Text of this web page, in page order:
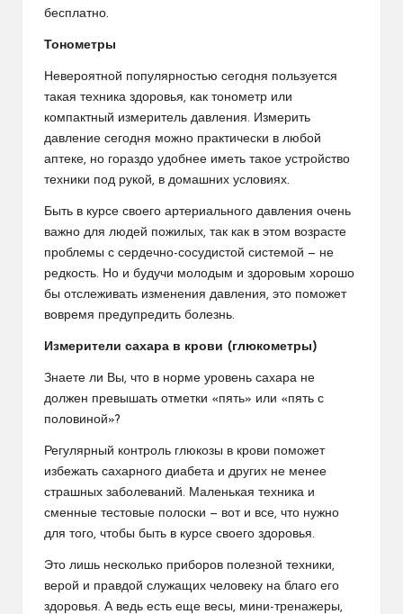
бесплатно.
Тонометры
Невероятной популярностью сегодня пользуется
такая техника здоровья, как тонометр или
компактный измеритель давления. Измерить
давление сегодня можно практически в любой
аптеке, но гораздо удобнее иметь такое устройство
техники под рукой, в домашних условиях.
Быть в курсе своего артериального давления очень
важно для людей пожилых, так как в этом возрасте
проблемы с сердечно-сосудистой системой — не
редкость. Но и будучи молодым и здоровым хорошо
бы отслеживать изменения давления, это поможет
вовремя предупредить болезнь.
Измерители сахара в крови (глюкометры)
Знаете ли Вы, что в норме уровень сахара не
должен превышать отметки «пять» или «пять с
половиной»?
Регулярный контроль глюкозы в крови поможет
избежать сахарного диабета и других не менее
страшных заболеваний. Маленькая техника и
сменные тестовые полоски — вот и все, что нужно
для того, чтобы быть в курсе своего здоровья.
Это лишь несколько приборов полезной техники,
верой и правдой служащих человеку на благо его
здоровья. А ведь есть еще весы, мини-тренажеры,